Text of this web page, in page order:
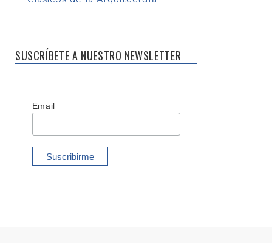
SUSCRÍBETE A NUESTRO NEWSLETTER
Email